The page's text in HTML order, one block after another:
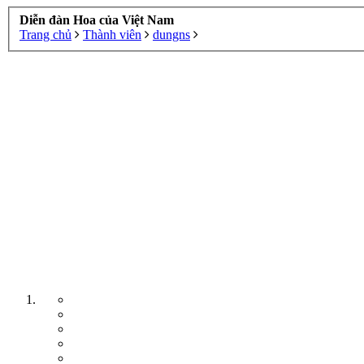
Diễn đàn Hoa của Việt Nam
Trang chủ
Thành viên dungns